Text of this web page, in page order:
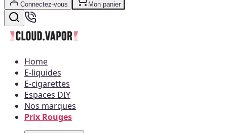
Connectez-vous Mon panier
Home
E-liquides
E-cigarettes
Espaces DIY
Nos marques
Prix Rouges